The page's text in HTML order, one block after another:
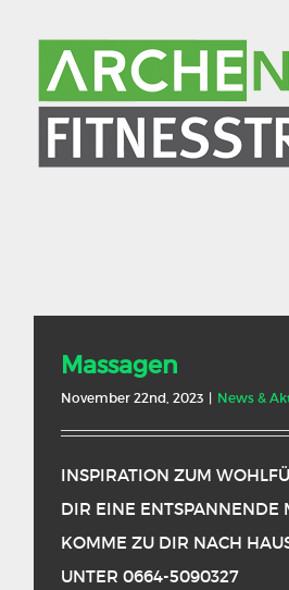
Massagen
November 22nd, 2023 | News &
INSPIRATION ZUM
DIR EINE ENTSPANNENDE
KOMME ZU DIR NACH
UNTER 0664-5090327